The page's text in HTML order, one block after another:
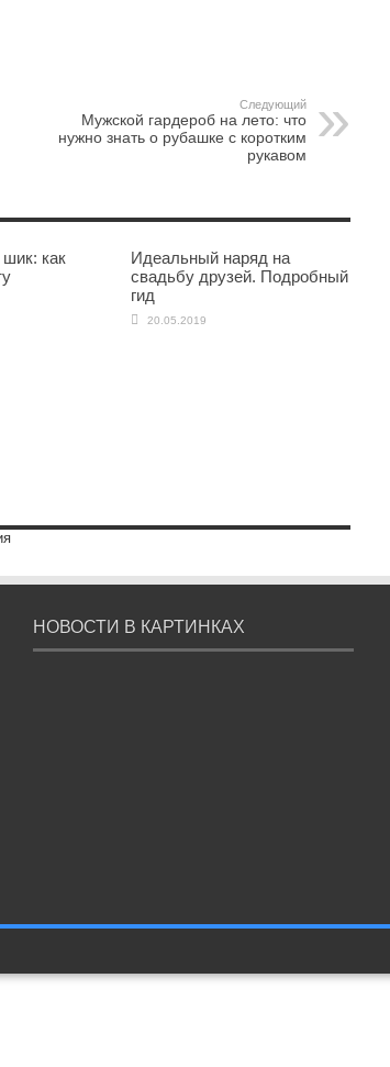
Следующий
Мужской гардероб на лето: что
нужно знать о рубашке с коротким
рукавом
как
Идеальный наряд на
свадьбу друзей. Подробный
гид
20.05.2019
НОВОСТИ В КАРТИНКАХ